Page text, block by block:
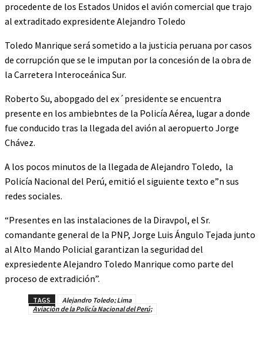
procedente de los Estados Unidos el avión comercial que trajo
al extraditado expresidente Alejandro Toledo
Toledo Manrique será sometido a la justicia peruana por casos
de corrupción que se le imputan por la concesión de la obra de
la Carretera Interoceánica Sur.
Roberto Su, abopgado del ex´presidente se encuentra
presente en los ambiebntes de la Policía Aérea, lugar a donde
fue conducido tras la llegada del avión al aeropuerto Jorge
Chávez.
A los pocos minutos de la llegada de Alejandro Toledo, la
Policía Nacional del Perú, emitió el siguiente texto e”n sus
redes sociales.
“Presentes en las instalaciones de la Diravpol, el Sr.
comandante general de la PNP, Jorge Luis Ángulo Tejada junto
al Alto Mando Policial garantizan la seguridad del
expresiedente Alejandro Toledo Manrique como parte del
proceso de extradición”.
TAGS
Alejandro Toledo; Lima
Aviación de la Policía Nacional del Perú;